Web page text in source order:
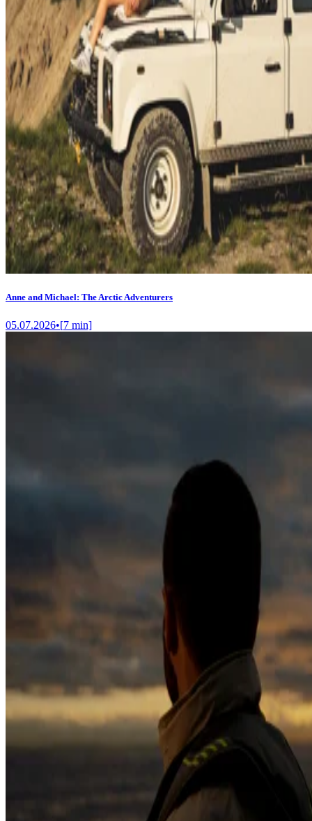
Anne and Michael: The Arctic Adventurers
05.07.2026•[7 min]